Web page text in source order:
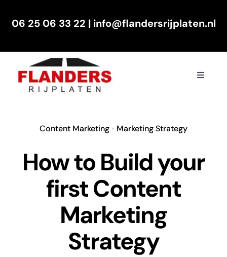
06 25 06 33 22 | info@flandersrijplaten.nl
Toggle
Waarom Flanders Rijplaten
Tarieven
Content Marketing • Marketing Strategy
How to Build your
first Content
Marketing
Strategy